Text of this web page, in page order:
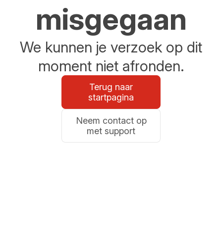
misgegaan
We kunnen je verzoek op dit
moment niet afronden.
Terug naar
startpagina
Neem contact op
met support